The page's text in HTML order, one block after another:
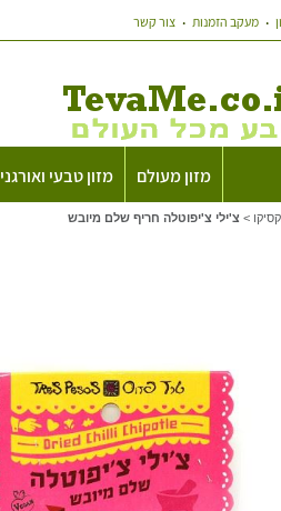
מעקב הזמנות צור קשר
מזון מעולם מזון טבעי ואורגני
> צ'ילי צ'יפוטלה חריף שלם מיובש